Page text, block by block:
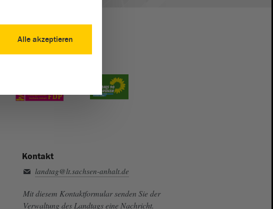
Kontakt
landtag@lt.sachsen-anhalt.de
Mit diesem Kontaktformular senden Sie der
Verwaltung des Landtags eine Nachricht.
Alle akzeptieren